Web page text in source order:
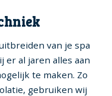
van je spa
er al jaren alles aan
te maken. Zo
gebruiken wij